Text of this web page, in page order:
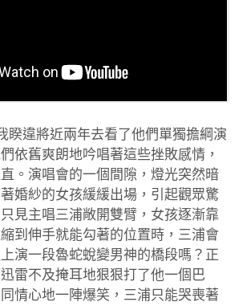
睽違將近兩年去看了他們單獨擔綱演
依舊爽朗地吟唱著這些挫敗感情，
。演唱會的一個間隙，燈光突然暗
婚紗的女孩緩緩出場，引起觀眾驚
見主唱三浦敞開雙臂，女孩逐漸靠
到伸手就能勾著的位置時，三浦會
演一段魯蛇蛻變男神的橋段嗎？正
雷不及掩耳地狠狠打了他一個巴
情心地一陣爆笑，三浦只能哭喪著